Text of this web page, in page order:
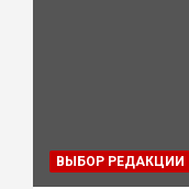
ВЫБОР РЕДАКЦИИ